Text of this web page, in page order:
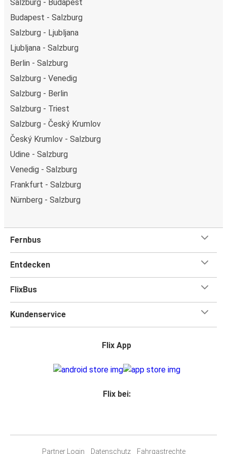
Salzburg - Budapest
Budapest - Salzburg
Salzburg - Ljubljana
Ljubljana - Salzburg
Berlin - Salzburg
Salzburg - Venedig
Salzburg - Berlin
Salzburg - Triest
Salzburg - Český Krumlov
Český Krumlov - Salzburg
Udine - Salzburg
Venedig - Salzburg
Frankfurt - Salzburg
Nürnberg - Salzburg
Fernbus
Entdecken
FlixBus
Kundenservice
Flix App
Flix bei:
Partner Login Datenschutz Fahrgastrechte